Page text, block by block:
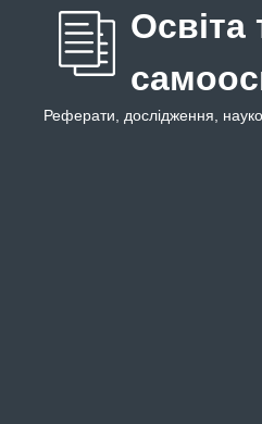
Освіта
Реферати, дослідження,